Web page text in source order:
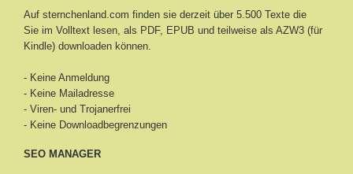
Auf sternchenland.com finden sie derzeit über 5.500 Texte die
Sie im Volltext lesen, als PDF, EPUB und teilweise als AZW3 (für
Kindle) downloaden können.
- Keine Anmeldung
- Keine Mailadresse
- Viren- und Trojanerfrei
- Keine Downloadbegrenzungen
SEO MANAGER